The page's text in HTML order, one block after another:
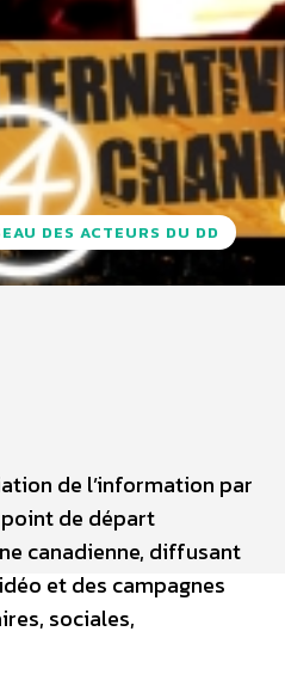
DES ACTEURS DU DD
de l’information par
de départ
canadienne, diffusant
et des campagnes
sociales,